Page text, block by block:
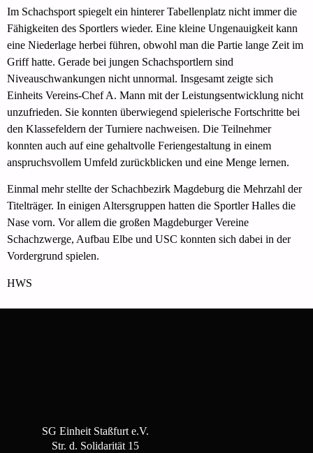
Im Schachsport spiegelt ein hinterer Tabellenplatz nicht immer die
Fähigkeiten des Sportlers wieder. Eine kleine Ungenauigkeit kann
eine Niederlage herbei führen, obwohl man die Partie lange Zeit im
Griff hatte. Gerade bei jungen Schachsportlern sind
Niveauschwankungen nicht unnormal. Insgesamt zeigte sich
Einheits Vereins-Chef A. Mann mit der Leistungsentwicklung nicht
unzufrieden. Sie konnten überwiegend spielerische Fortschritte bei
den Klassefeldern der Turniere nachweisen. Die Teilnehmer
konnten auch auf eine gehaltvolle Feriengestaltung in einem
anspruchsvollem Umfeld zurückblicken und eine Menge lernen.
Einmal mehr stellte der Schachbezirk Magdeburg die Mehrzahl der
Titelträger. In einigen Altersgruppen hatten die Sportler Halles die
Nase vorn. Vor allem die großen Magdeburger Vereine
Schachzwerge, Aufbau Elbe und USC konnten sich dabei in der
Vordergrund spielen.
HWS
SG Einheit Staßfurt e.V.
Str. d. Solidarität 15